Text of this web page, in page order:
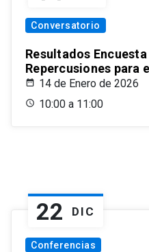
Conversatorio
Resultados Encuesta
Repercusiones para
14 de Enero de 2026
10:00 a 11:00
22 DIC
Conferencias